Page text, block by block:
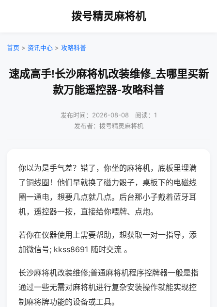
拨号精灵麻将机
首页 > 资讯中心 > 攻略科普
速成高手!长沙麻将机改装维修_去哪里买新
款万能遥控器-攻略科普
发布时间：2026-08-08｜阅读：1
发布者：拨号精灵麻将机
你以为是手气差？错了，你坐的麻将机，底板里埋满
了铜线圈！他们早就换了磁力骰子，桌板下的电磁线
圈一通电，想要几点就几点。后台那小子戴着蓝牙耳
机，遥控器一按，直接给你喂牌、点炮。
若你在仪器使用上需要帮助，想获取一对一指导，添
加微信号; kkss8691 随时交流 。
长沙麻将机改装维修;普通麻将机程序控牌器一般是指
通过一些无需对麻将机进行复杂安装操作就能实现控
制麻将牌功能的设备或工具。